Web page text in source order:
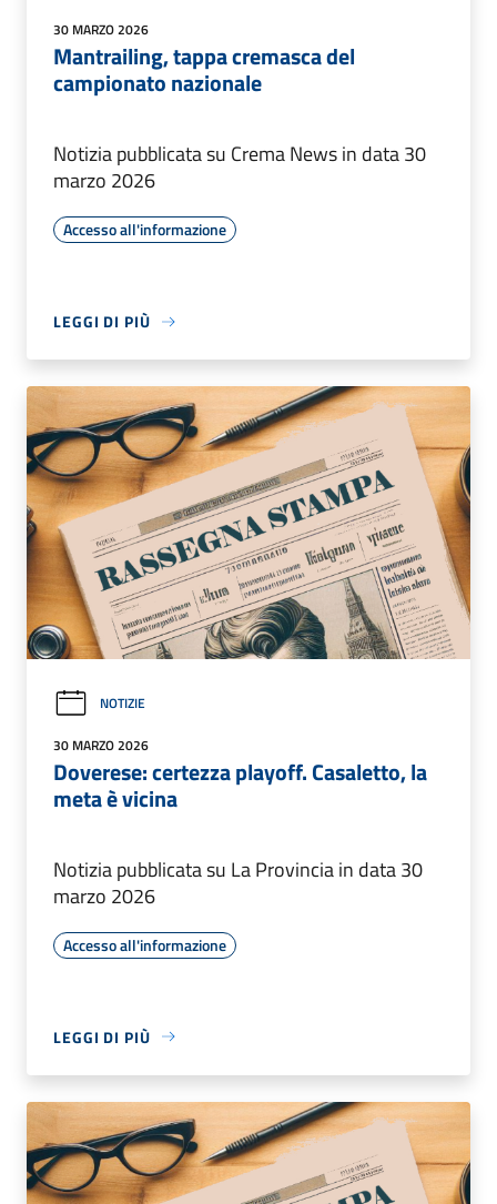
30 MARZO 2026
Mantrailing, tappa cremasca del
campionato nazionale
Notizia pubblicata su Crema News in data 30
marzo 2026
Accesso all'informazione
LEGGI DI PIÙ
NOTIZIE
30 MARZO 2026
Doverese: certezza playoff. Casaletto, la
meta è vicina
Notizia pubblicata su La Provincia in data 30
marzo 2026
Accesso all'informazione
LEGGI DI PIÙ